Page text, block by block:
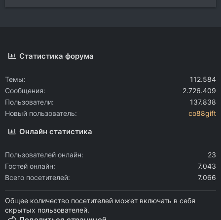
Статистика форума
Темы
112.584
Сообщения
2.726.409
Пользователи
137.838
Новый пользователь
co88gift
Онлайн статистика
Пользователей онлайн
23
Гостей онлайн
7.043
Всего посетителей
7.066
Общее количество посетителей может включать в себя
скрытых пользователей.